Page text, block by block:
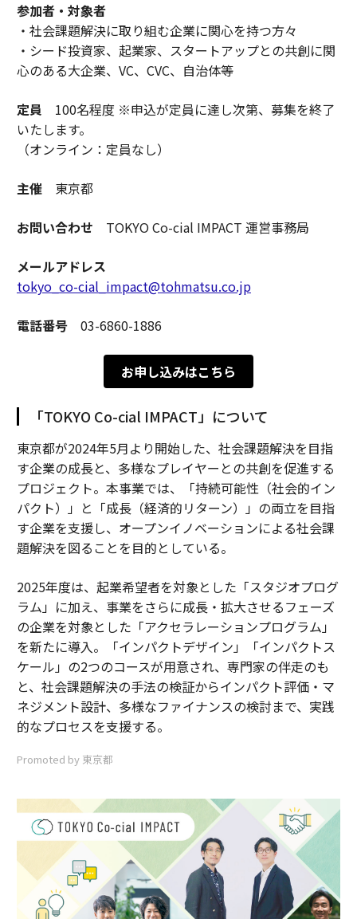
参加者・対象者
・社会課題解決に取り組む企業に関心を持つ方々
・シード投資家、起業家、スタートアップとの共創に関
心のある大企業、VC、CVC、自治体等
定員 100名程度 ※申込が定員に達し次第、募集を終了
いたします。
（オンライン：定員なし）
主催東京都
お問い合わせ TOKYO Co-cial IMPACT 運営事務局
メールアドレス
tokyo_co-cial_impact@tohmatsu.co.jp
電話番号 03-6860-1886
お申し込みはこちら
「TOKYO Co-cial IMPACT」について
東京都が2024年5月より開始した、社会課題解決を目指
す企業の成長と、多様なプレイヤーとの共創を促進する
プロジェクト。本事業では、「持続可能性（社会的イン
パクト）」と「成長（経済的リターン）」の両立を目指
す企業を支援し、オープンイノベーションによる社会課
題解決を図ることを目的としている。
2025年度は、起業希望者を対象とした「スタジオプログ
ラム」に加え、事業をさらに成長・拡大させるフェーズ
の企業を対象とした「アクセラレーションプログラム」
を新たに導入。「インパクトデザイン」「インパクトス
ケール」の2つのコースが用意され、専門家の伴走のも
と、社会課題解決の手法の検証からインパクト評価・マ
ネジメント設計、多様なファイナンスの検討まで、実践
的なプロセスを支援する。
Promoted by 東京都